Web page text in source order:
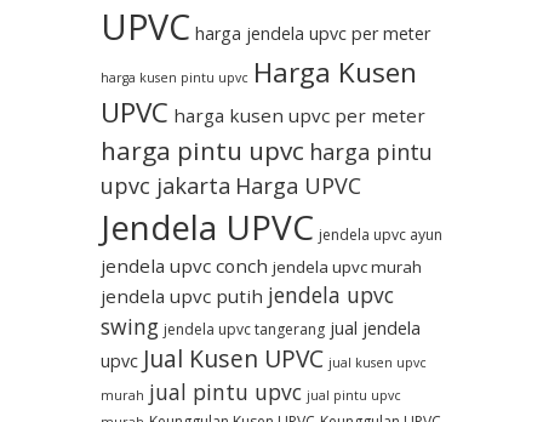
UPVC harga jendela upvc per meter
harga kusen pintu upvc Harga Kusen
UPVC harga kusen upvc per meter
harga pintu upvc harga pintu
upvc jakarta Harga UPVC
Jendela UPVC jendela upvc ayun
jendela upvc conch jendela upvc murah
jendela upvc putih jendela upvc
swing jendela upvc tangerang jual jendela
upvc Jual Kusen UPVC jual kusen upvc
murah jual pintu upvc jual pintu upvc